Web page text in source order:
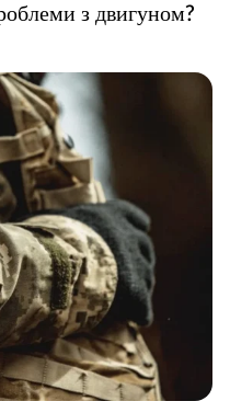
з двигуном?